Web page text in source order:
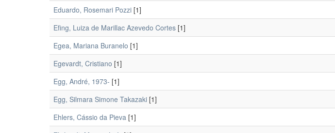
Eduardo, Rosemari Pozzi [1]
Efing, Luiza de Marillac Azevedo Cortes [1]
Egea, Mariana Buranelo [1]
Egevardt, Cristiano [1]
Egg, André, 1973- [1]
Egg, Silmara Simone Takazaki [1]
Ehlers, Cássio da Pieva [1]